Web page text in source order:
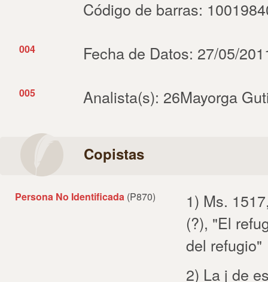
Código de barras:
004 Fecha de Datos: 27/05/
005 Analista(s): 26Mayorga
Copistas
Persona No Identificada (P870)
1) Ms.
(?), "El
del refugio"
2) La j de